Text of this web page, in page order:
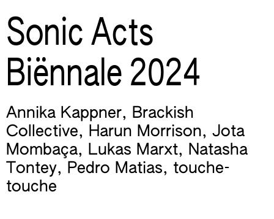
Sonic Acts
Biënnale 2024
Annika Kappner, Brackish
Collective, Harun Morrison, Jota
Mombaça, Lukas Marxt, Natasha
Tontey, Pedro Matias, touche-
touche